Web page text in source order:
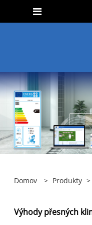
Domov > Produkty >
Výhody přesných